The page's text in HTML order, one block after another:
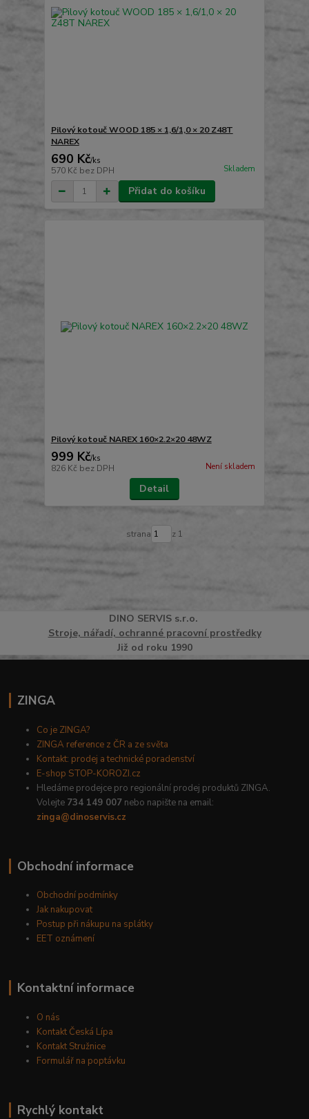
Pilový kotouč WOOD 185 × 1,6/1,0 × 20 Z48T
NAREX
690 Kč/ks
570 Kč bez DPH Skladem
Přidat do košíku
Pilový kotouč NAREX 160×2.2×20 48WZ
999 Kč/ks
826 Kč bez DPH Není skladem
Detail
strana z 1
DINO SERVISs.r.o.
Stroje, nářadí, ochranné pracovní prostředky
Již od roku 1990
ZINGA
Co je ZINGA?
ZINGA reference z ČR a ze světa
Kontakt: prodej a technické poradenství
E-shop STOP-KOROZI.cz
Hledáme prodejce pro regionální prodej produktů ZINGA.
Volejte 734 149 007 nebo napište na email:
zinga@dinoservis.cz
Obchodní informace
Obchodní podmínky
Jak nakupovat
Postup při nákupu na splátky
EET oznámení
Kontaktní informace
O nás
Kontakt Česká Lípa
Kontakt Stružnice
Formulář na poptávku
Rychlý kontakt